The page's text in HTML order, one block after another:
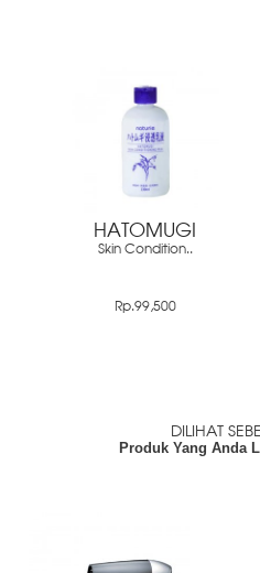
HATOMUGI
Skin Condition..
Rp.99,500
DILIHAT
Produk Yang Anda